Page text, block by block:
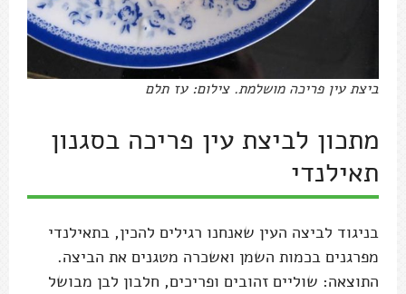
ביצת עין פריכה מושלמת. צילום: עז תלם
מתכון לביצת עין פריכה בסגנון
תאילנדי
בניגוד לביצה העין שאנחנו רגילים להכין, בתאילנדי
מפרגנים בכמות השמן ואשכרה מטגנים את הביצה.
התוצאה: שוליים זהובים ופריכים, חלבון לבן מבושל